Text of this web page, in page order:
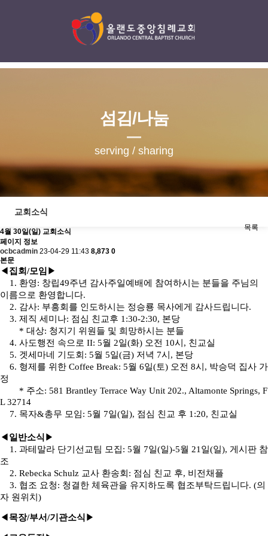
섬김/나눔
serving / sharing
교회소식
목록
4월 30일(일) 교회소식
페이지 정보
ocbcadmin 23-04-29 11:43 8,873 0
본문
◀ 집회/모임 ▶
1. 환영: 창립49주년 감사주일예배에 참여하시는 분들을 주님의
이름으로 환영합니다.
2. 감사: 부흥회를 인도하시는 정승룡 목사에게 감사드립니다.
3. 제직 세미나: 점심 친교후 1:30-2:30, 본당
* 대상: 청지기 위원들 및 희망하시는 분들
4. 사도행전 속으로 II: 5월 2일(화) 오전 10시 , 친교실
5. 겟세마네 기도회 : 5월 5일(금) 저녁 7시 , 본당
6. 형제를 위한 Coffee Break: 5월 6일(토) 오전 8시 , 박승덕 집사 가
정
* 주소: 581 Brantley Terrace Way Unit 202., Altamonte Springs, F
L 32714
7. 목자&총무 모임: 5월 7일(일), 점심 친교 후 1:20, 친교실
◀ 일반소식 ▶
1. 과테말라 단기선교팀 모집: 5월 7일(일)-5월 21 일(일), 게시판 참
조
2. Rebecka Schulz 교사 환송회 : 점심 친교 후, 비전채플
3. 협조 요청: 청결한 체육관을 유지하도록 협조부탁드립니다. (의
자 원위치 )
◀ 목장/부서/기관소식 ▶